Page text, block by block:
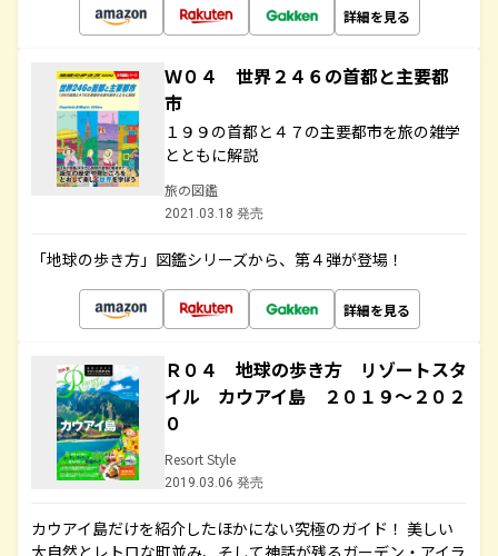
詳細を見る
Ｗ０４ 世界２４６の首都と主要都
市
１９９の首都と４７の主要都市を旅の雑学
とともに解説
旅の図鑑
2021.03.18 発売
「地球の歩き方」図鑑シリーズから、第４弾が登場！
詳細を見る
Ｒ０４ 地球の歩き方 リゾートスタ
イル カウアイ島 ２０１９～２０２
０
Resort Style
2019.03.06 発売
カウアイ島だけを紹介したほかにない究極のガイド！ 美しい
大自然とレトロな町並み、そして神話が残るガーデン・アイラ